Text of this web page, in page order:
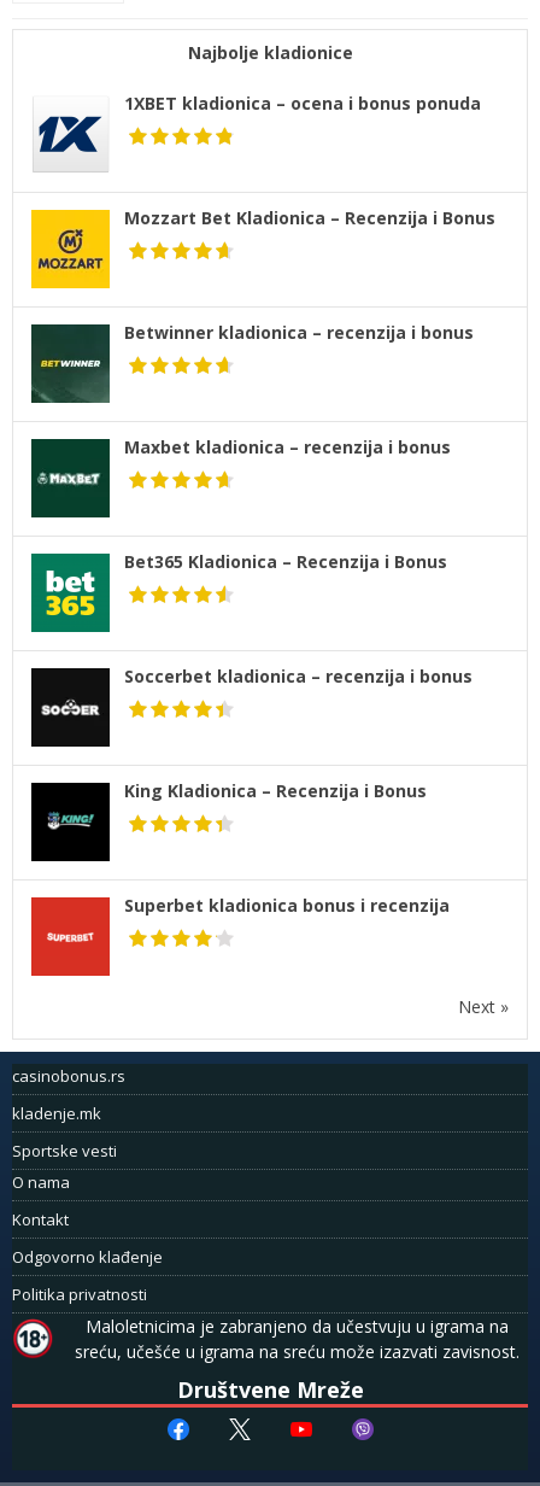
Najbolje kladionice
1XBET kladionica – ocena i bonus ponuda
Mozzart Bet Kladionica – Recenzija i Bonus
Betwinner kladionica – recenzija i bonus
Maxbet kladionica – recenzija i bonus
Bet365 Kladionica – Recenzija i Bonus
Soccerbet kladionica – recenzija i bonus
King Kladionica – Recenzija i Bonus
Superbet kladionica bonus i recenzija
Next »
casinobonus.rs
kladenje.mk
Sportske vesti
O nama
Kontakt
Odgovorno klađenje
Politika privatnosti
Maloletnicima je zabranjeno da učestvuju u igrama na
sreću, učešće u igrama na sreću može izazvati zavisnost.
Društvene Mreže